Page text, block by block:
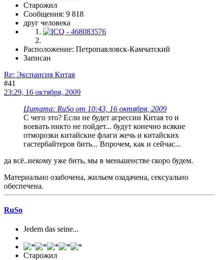
Старожил
Сообщения: 9 818
друг человека
Расположение: Петропавловск-Камчатский
Записан
Re: Экспансия Китая
#41
23:29, 16 октября, 2009
Цитата: RuSo от 10:43, 16 октября, 2009
С чего это? Если не будет агрессии Китая то и
воевать никто не пойдет... будут конечно всякие
отморозки китайские флаги жечь и китайских
гастербайтеров бить... Впрочем, как и сейчас...
да всё..некому уже бить, мы в меньшенстве скоро будем.
Материально озабочена, жильем озадачена, сексуально
обеспечена.
RuSo
Jedem das seine...
Старожил